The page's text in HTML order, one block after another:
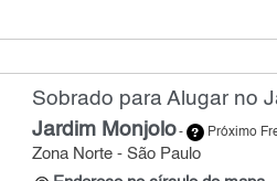
Sobrado para Alugar no
Jardim Monjolo- Próximo
Zona Norte - São Paulo